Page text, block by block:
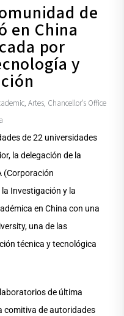
de
en China
por
y
, Artes, Chancellor’s Office
de 22 universidades
la delegación de la
(Corporación
Investigación y la
en China con una
una de las
técnica y tecnológica
de última
comitiva de autoridades